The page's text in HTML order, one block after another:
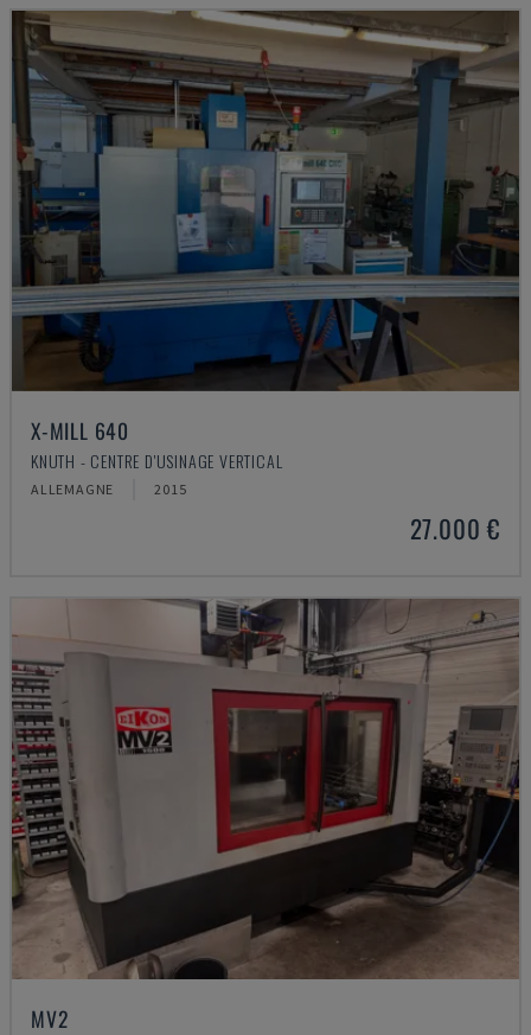
X-MILL 640
KNUTH - CENTRE D'USINAGE VERTICAL
ALLEMAGNE 2015
27.000 €
MV2